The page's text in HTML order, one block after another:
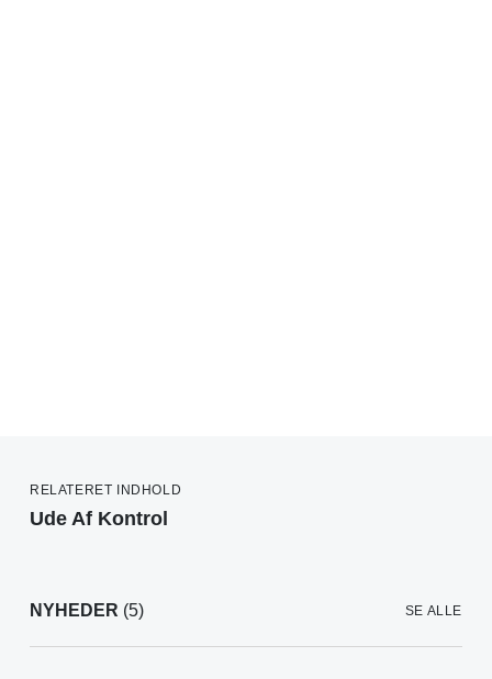
RELATERET INDHOLD
Ude Af Kontrol
NYHEDER (5) SE ALLE